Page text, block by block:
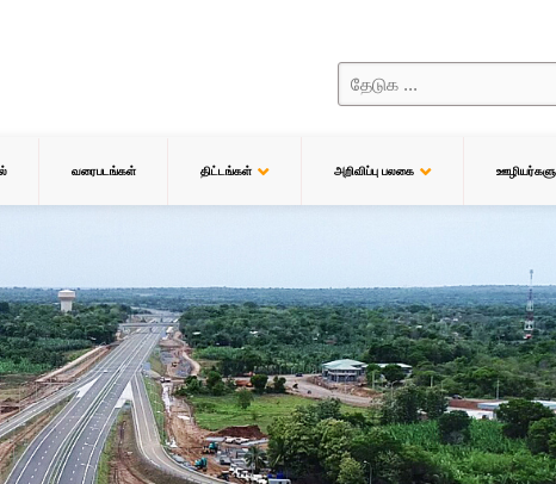
வரைபடங்கள் திட்டங்கள் அறிவிப்பு பலகை